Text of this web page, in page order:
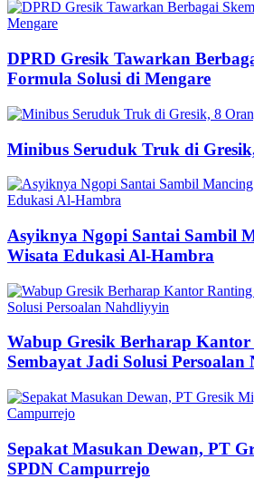
DPRD Gresik Tawarkan
Formula Solusi di Mengare
Minibus Seruduk Truk di
Asyiknya Ngopi Santai Sambil
Wisata Edukasi Al-Hambra
Wabup Gresik Berharap
Sembayat Jadi Solusi
Sepakat Masukan Dewan, PT
SPDN Campurrejo